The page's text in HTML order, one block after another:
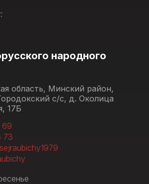
народного
область, Минский район,
с/с, д. Околица
17Б
69
73